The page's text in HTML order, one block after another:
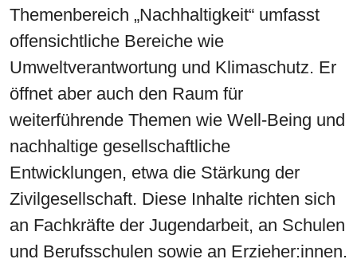
Themenbereich „Nachhaltigkeit“ umfasst
offensichtliche Bereiche wie
Umweltverantwortung und Klimaschutz. Er
öffnet aber auch den Raum für
weiterführende Themen wie Well-Being und
nachhaltige gesellschaftliche
Entwicklungen, etwa die Stärkung der
Zivilgesellschaft. Diese Inhalte richten sich
an Fachkräfte der Jugendarbeit, an Schulen
und Berufsschulen sowie an Erzieher:innen.